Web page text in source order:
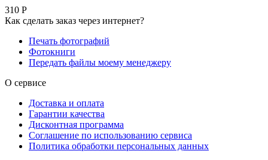
310 Р
Как сделать заказ через интернет?
Печать фотографий
Фотокниги
Передать файлы моему менеджеру
О сервисе
Доставка и оплата
Гарантии качества
Дисконтная программа
Соглашение по использованию сервиса
Политика обработки персональных данных